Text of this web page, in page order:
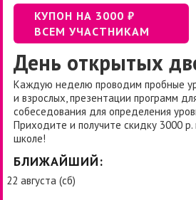
КУПОН НА 3000 ₽
ВСЕМ УЧАСТНИКАМ
День открытых
Каждую неделю проводим пробные
и взрослых, презентации программ
собеседования для определения
Приходите и получите скидку 3000
школе!
БЛИЖАЙШИЙ:
22 августа (сб)